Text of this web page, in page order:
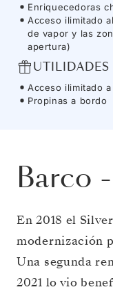
Enriquecedoras
Acceso ilimitado
de vapor y las
apertura)
Acceso ilimitado
Propinas a bordo
Barco -
En 2018 el
modernización
Una segunda
2021 lo vio